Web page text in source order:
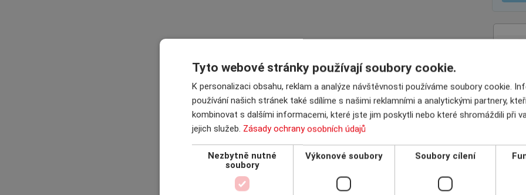
Tyto webové stránky používají soubory cookie.
K personalizaci obsahu, reklam a analýze návštěvnosti používáme soubory cookie.
používání našich stránek také sdílíme s našimi reklamními a analytickými partnery,
kombinovat s dalšími informacemi, které jste jim poskytli nebo které shromáždili při
jejich služeb. Zásady ochrany osobních údajů
Nezbytně nutné
soubory
Výkonové soubory Soubory cílení